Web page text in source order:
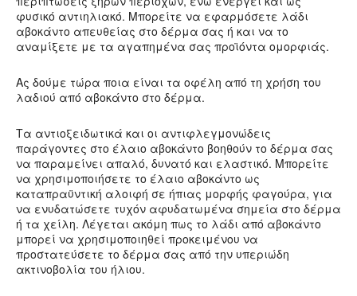
φυσικό αντιηλιακό. Μπορείτε να εφαρμόσετε λάδι
αβοκάντο απευθείας στο δέρμα σας ή και να το
αναμίξετε με τα αγαπημένα σας προϊόντα ομορφιάς.
Ας δούμε τώρα ποια είναι τα οφέλη από τη χρήση του
λαδιού από αβοκάντο στο δέρμα.
Τα αντιοξειδωτικά και οι αντιφλεγμονώδεις
παράγοντες στο έλαιο αβοκάντο βοηθούν το δέρμα σας
να παραμείνει απαλό, δυνατό και ελαστικό. Μπορείτε
να χρησιμοποιήσετε το έλαιο αβοκάντο ως
καταπραϋντική αλοιφή σε ήπιας μορφής φαγούρα, για
να ενυδατώσετε τυχόν αφυδατωμένα σημεία στο δέρμα
ή τα χείλη. Λέγεται ακόμη πως το λάδι από αβοκάντο
μπορεί να χρησιμοποιηθεί προκειμένου να
προστατεύσετε το δέρμα σας από την υπεριώδη
ακτινοβολία του ήλιου.